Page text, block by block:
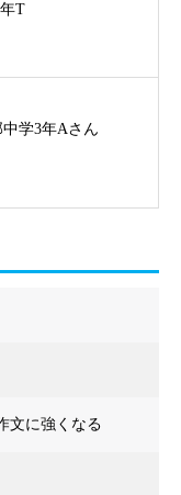
T
学3年Aさん
文に強くなる